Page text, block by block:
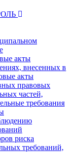
акты
внесенных в
акты
правовых
частей,
требования
риска
требований,